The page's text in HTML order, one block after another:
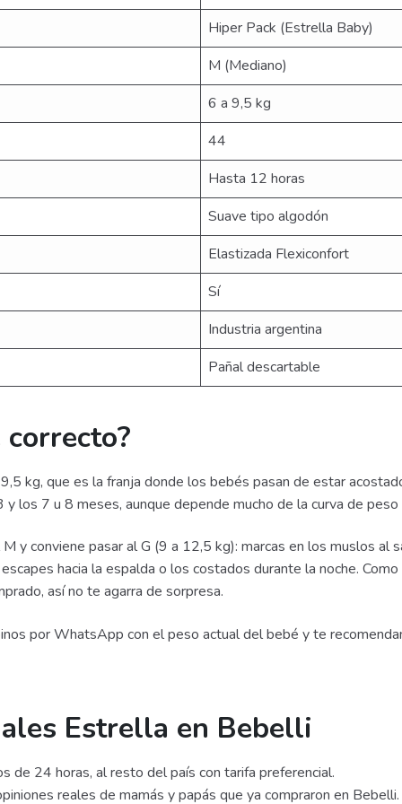
Hiper Pack (Estrella Baby)
M (Mediano)
6 a 9,5 kg
44
Hasta 12 horas
Suave tipo algodón
Elastizada Flexiconfort
Sí
Industria argentina
Pañal descartable
kg, que es la franja donde los bebés pasan de estar
los 7 u 8 meses, aunque depende mucho de la curva de
y conviene pasar al G (9 a 12,5 kg): marcas en los muslos al
hacia la espalda o los costados durante la noche.
así no te agarra de sorpresa.
por WhatsApp con el peso actual del bebé y te
Estrella en Bebelli
de 24 horas, al resto del país con tarifa preferencial.
reales de mamás y papás que ya compraron en Bebelli.